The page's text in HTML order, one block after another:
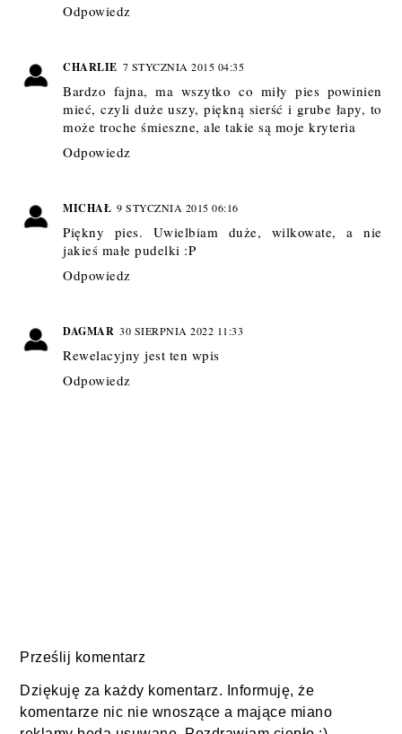
Odpowiedz
CHARLIE 7 STYCZNIA 2015 04:35
Bardzo fajna, ma wszytko co miły pies powinien
mieć, czyli duże uszy, piękną sierść i grube łapy, to
może troche śmieszne, ale takie są moje kryteria
Odpowiedz
MICHAŁ 9 STYCZNIA 2015 06:16
Piękny pies. Uwielbiam duże, wilkowate, a nie
jakieś małe pudelki :P
Odpowiedz
DAGMAR 30 SIERPNIA 2022 11:33
Rewelacyjny jest ten wpis
Odpowiedz
Prześlij komentarz
Dziękuję za każdy komentarz. Informuję, że
komentarze nic nie wnoszące a mające miano